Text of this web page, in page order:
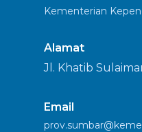
Kementerian
Alamat
Jl. Khatib
Email